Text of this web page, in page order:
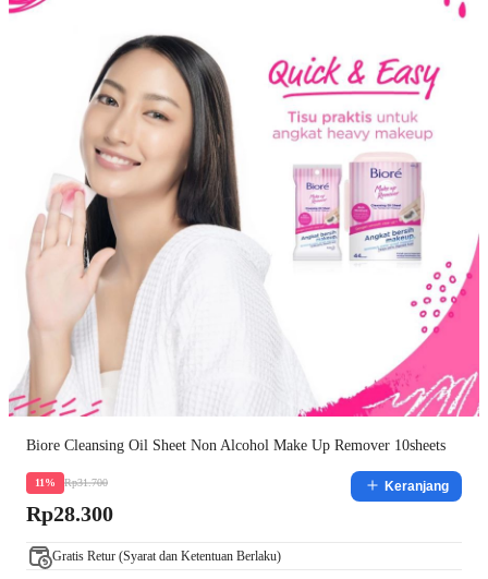
Biore Cleansing Oil Sheet Non Alcohol Make Up Remover 10sheets
11% Rp31.700
Rp28.300
Keranjang
Gratis Retur (Syarat dan Ketentuan Berlaku)